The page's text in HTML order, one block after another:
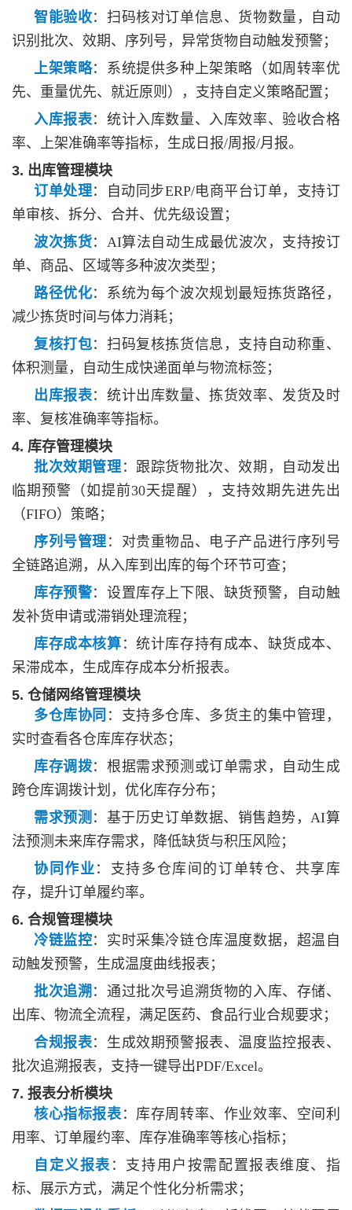
智能验收：扫码核对订单信息、货物数量，自动
识别批次、效期、序列号，异常货物自动触发预警；
上架策略：系统提供多种上架策略（如周转率优
先、重量优先、就近原则），支持自定义策略配置；
入库报表：统计入库数量、入库效率、验收合格
率、上架准确率等指标，生成日报/周报/月报。
3. 出库管理模块
订单处理：自动同步ERP/电商平台订单，支持订
单审核、拆分、合并、优先级设置；
波次拣货： AI算法自动生成最优波次，支持按订
单、商品、区域等多种波次类型；
路径优化：系统为每个波次规划最短拣货路径，
减少拣货时间与体力消耗；
复核打包：扫码复核拣货信息，支持自动称重、
体积测量，自动生成快递面单与物流标签；
出库报表：统计出库数量、拣货效率、发货及时
率、复核准确率等指标。
4. 库存管理模块
批次效期管理 ：跟踪货物批次、效期，自动发出
临期预警（如提前30天提醒），支持效期先进先出
（FIFO）策略；
序列号管理 ：对贵重物品、电子产品进行序列号
全链路追溯，从入库到出库的每个环节可查；
库存预警：设置库存上下限、缺货预警，自动触
发补货申请或滞销处理流程；
库存成本核算 ：统计库存持有成本、缺货成本、
呆滞成本，生成库存成本分析报表。
5. 仓储网络管理模块
多仓库协同 ：支持多仓库、多货主的集中管理，
实时查看各仓库库存状态；
库存调拨：根据需求预测或订单需求，自动生成
跨仓库调拨计划，优化库存分布；
需求预测 ：基于历史订单数据、销售趋势， AI算
法预测未来库存需求，降低缺货与积压风险；
协同作业 ：支持多仓库间的订单转仓、共享库
存，提升订单履约率。
6. 合规管理模块
冷链监控：实时采集冷链仓库温度数据，超温自
动触发预警，生成温度曲线报表；
批次追溯 ：通过批次号追溯货物的入库、存储、
出库、物流全流程，满足医药、食品行业合规要求；
合规报表：生成效期预警报表、温度监控报表、
批次追溯报表，支持一键导出PDF/Excel。
7. 报表分析模块
核心指标报表 ：库存周转率、作业效率、空间利
用率、订单履约率、库存准确率等核心指标；
自定义报表 ：支持用户按需配置报表维度、指
标、展示方式，满足个性化分析需求；